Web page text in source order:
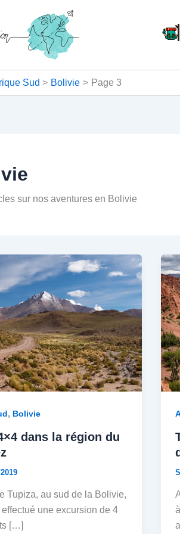
Sud Bolivie Page 3
sur nos aventures en Bolivie
, Bolivie
dans la région du
Tupiza, au sud de la Bolivie,
une excursion de 4
[…]